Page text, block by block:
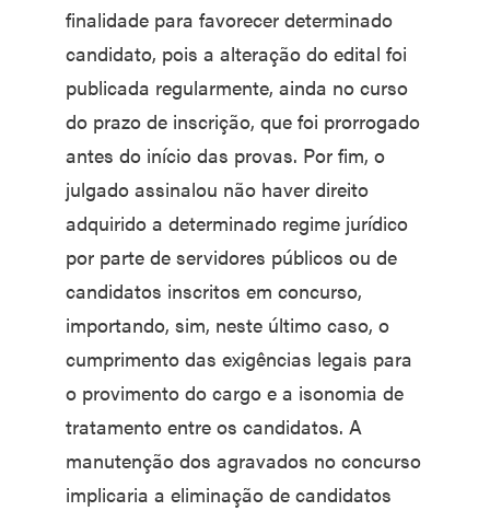
finalidade para favorecer determinado
candidato, pois a alteração do edital foi
publicada regularmente, ainda no curso
do prazo de inscrição, que foi prorrogado
antes do início das provas. Por fim, o
julgado assinalou não haver direito
adquirido a determinado regime jurídico
por parte de servidores públicos ou de
candidatos inscritos em concurso,
importando, sim, neste último caso, o
cumprimento das exigências legais para
o provimento do cargo e a isonomia de
tratamento entre os candidatos. A
manutenção dos agravados no concurso
implicaria a eliminação de candidatos